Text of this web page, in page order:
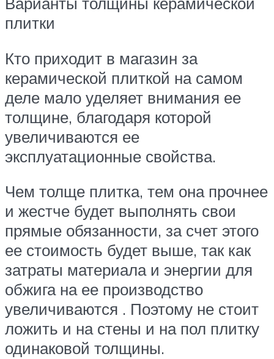
плитки
Кто приходит в магазин за
керамической плиткой на самом
деле мало уделяет внимания ее
толщине, благодаря которой
увеличиваются ее
эксплуатационные свойства.
Чем толще плитка, тем она прочнее
и жестче будет выполнять свои
прямые обязанности, за счет этого
ее стоимость будет выше, так как
затраты материала и энергии для
обжига на ее производство
увеличиваются . Поэтому не стоит
ложить и на стены и на пол плитку
одинаковой толщины.